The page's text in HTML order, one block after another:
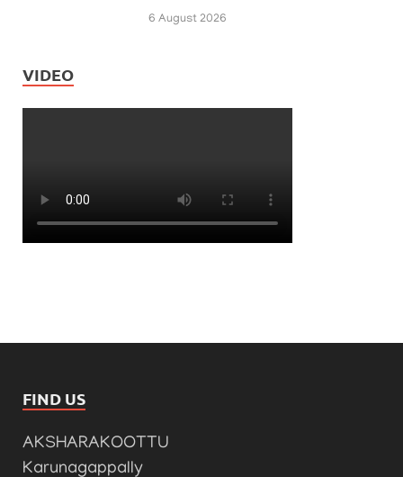
6 August 2026
VIDEO
FIND US
AKSHARAKOOTTU
Karunagappally